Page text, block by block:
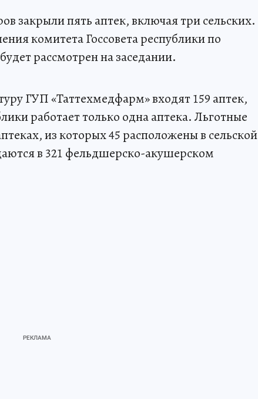
закрыли пять аптек, включая три сельских.
комитета Госсовета республики по
рассмотрен на заседании.
ГУП «Таттехмедфарм» входят 159 аптек,
работает только одна аптека. Льготные
из которых 45 расположены в сельской
в 321 фельдшерско-акушерском